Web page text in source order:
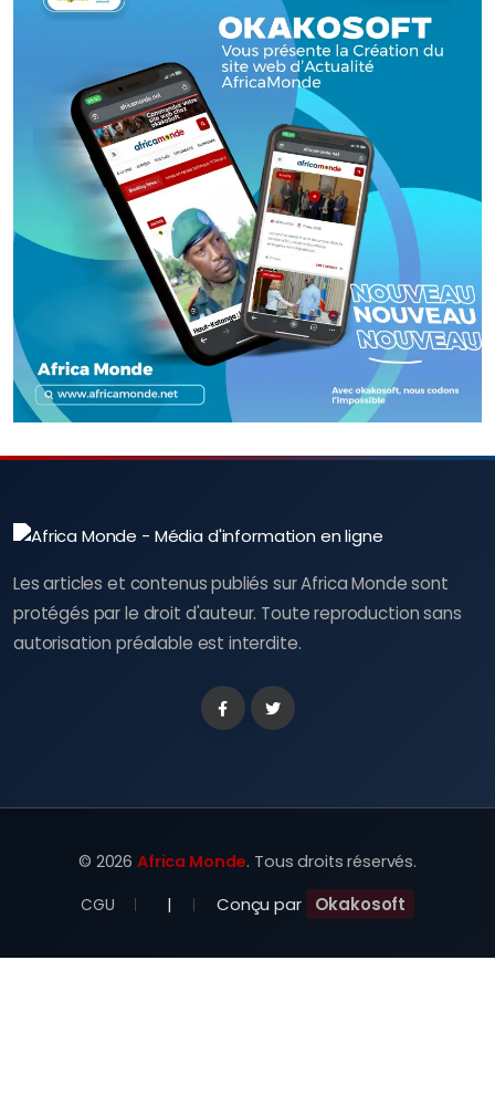
Les articles et contenus publiés sur Africa Monde sont
protégés par le droit d'auteur. Toute reproduction sans
autorisation préalable est interdite.
FacebookTwitter
© 2026 Africa Monde. Tous droits réservés.
CGU | Conçu par Okakosoft